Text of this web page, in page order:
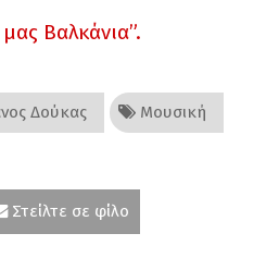
Βαλκάνια”.
Δούκας Μουσική
Στείλτε σε φίλο